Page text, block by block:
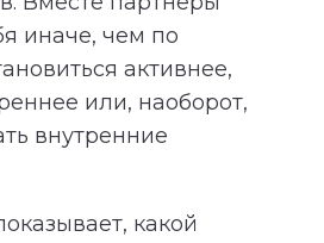
иначе, чем по
активнее,
или, наоборот,
внутренние
какой